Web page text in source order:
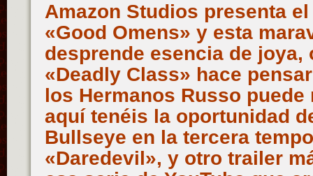
Amazon Studios presenta
«Good Omens» y esta
desprende esencia de joya,
«Deadly Class» hace
los Hermanos Russo
aquí tenéis la oportunidad
Bullseye en la tercera
«Daredevil», y otro trailer